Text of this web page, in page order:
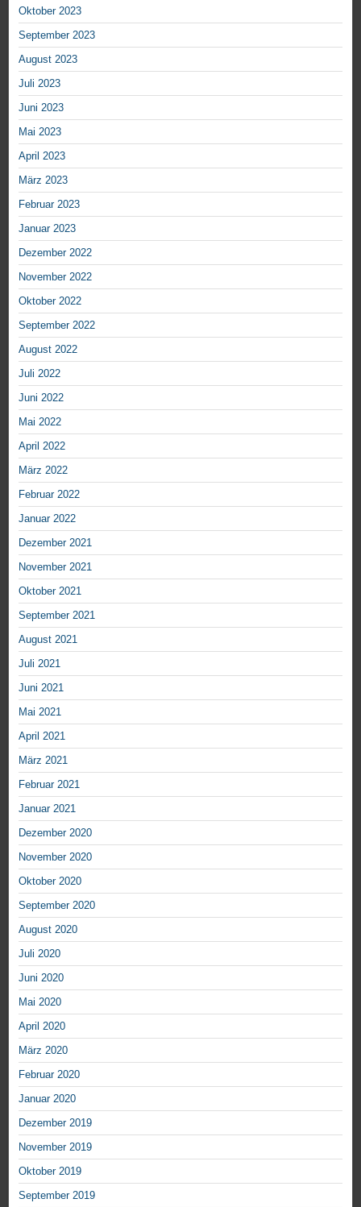
Oktober 2023
September 2023
August 2023
Juli 2023
Juni 2023
Mai 2023
April 2023
März 2023
Februar 2023
Januar 2023
Dezember 2022
November 2022
Oktober 2022
September 2022
August 2022
Juli 2022
Juni 2022
Mai 2022
April 2022
März 2022
Februar 2022
Januar 2022
Dezember 2021
November 2021
Oktober 2021
September 2021
August 2021
Juli 2021
Juni 2021
Mai 2021
April 2021
März 2021
Februar 2021
Januar 2021
Dezember 2020
November 2020
Oktober 2020
September 2020
August 2020
Juli 2020
Juni 2020
Mai 2020
April 2020
März 2020
Februar 2020
Januar 2020
Dezember 2019
November 2019
Oktober 2019
September 2019